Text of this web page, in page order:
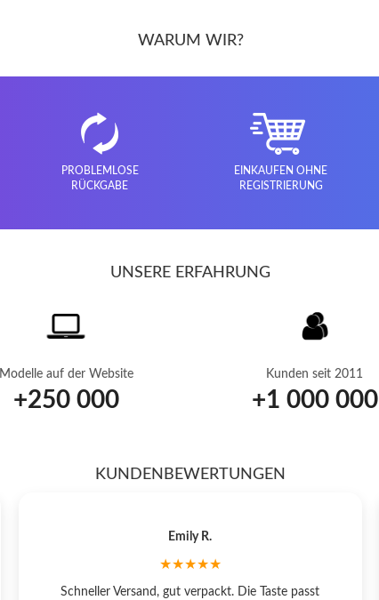
WARUM WIR?
PROBLEMLOSE
RÜCKGABE
EINKAUFEN OHNE
REGISTRIERUNG
UNSERE ERFAHRUNG
Modelle auf der Website
+250 000
Kunden seit 2011
+1 000 000
KUNDENBEWERTUNGEN
Emily R.
★★★★★
Schneller Versand, gut verpackt. Die Taste passt